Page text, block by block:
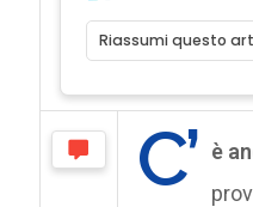
Riassumi questo
C’ è